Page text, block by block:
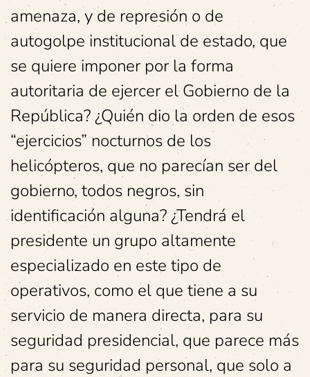
amenaza, y de represión o de
autogolpe institucional de estado, que
se quiere imponer por la forma
autoritaria de ejercer el Gobierno de la
República? ¿Quién dio la orden de esos
“ejercicios” nocturnos de los
helicópteros, que no parecían ser del
gobierno, todos negros, sin
identificación alguna? ¿Tendrá el
presidente un grupo altamente
especializado en este tipo de
operativos, como el que tiene a su
servicio de manera directa, para su
seguridad presidencial, que parece más
para su seguridad personal, que solo a